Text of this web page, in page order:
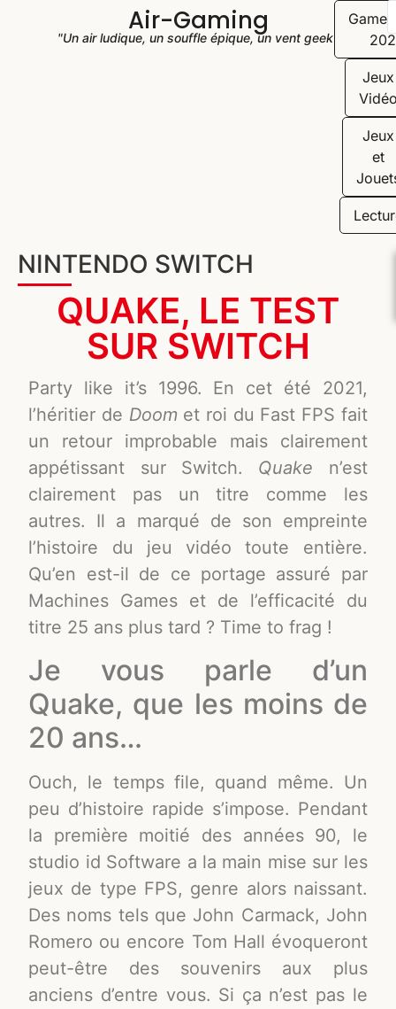
Air-Gaming
"Un air ludique, un souffle épique, un vent geek"
Jeux
Jeux
et
NINTENDO SWITCH
QUAKE, LE TEST
SUR SWITCH
Party like it’s 1996. En cet été 2021,
l’héritier de Doom et roi du Fast FPS fait
un retour improbable mais clairement
appétissant sur Switch. Quake n’est
clairement pas un titre comme les
autres. Il a marqué de son empreinte
l’histoire du jeu vidéo toute entière.
Qu’en est-il de ce portage assuré par
Machines Games et de l’efficacité du
titre 25 ans plus tard ? Time to frag !
Je vous parle d’un
Quake, que les moins de
20 ans…
Ouch, le temps file, quand même. Un
peu d’histoire rapide s’impose. Pendant
la première moitié des années 90, le
studio id Software a la main mise sur les
jeux de type FPS, genre alors naissant.
Des noms tels que John Carmack, John
Romero ou encore Tom Hall évoqueront
peut-être des souvenirs aux plus
anciens d’entre vous. Si ça n’est pas le